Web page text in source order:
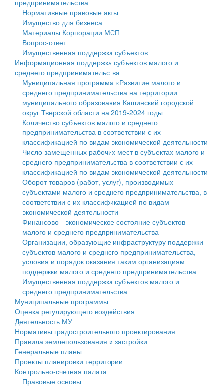
Государственные услуги
Промышленность и АПК
Экономика и бизнес
...
Символика
Устав
Гостям округа
Туризм
Культура
Образование
Здравоохранение
Социальная защита
Фотоальбом
муниципального округа Тверской области
Администрация Кашинского муниципального округа
Тверской области
Управление сельскими территориями
Открытые данные
Работа с обращениями граждан
Муниципальный контроль
Муниципальные услуги
Проекты административных регламентов
Антимонопольный комплаенс
Противодействие коррупции
Финансовое управление
Бюджет для граждан
Имущество
Выявление правообладателей ранее учтенных
объектов недвижимости
Имущественная поддержка субъектов малого и
среднего предпринимательства
Информационная поддержка субъектов малого и
среднего предпринимательства
Муниципальные программы
Контрольно-счетная палата
Персональные данные
Оценка регулирующего воздействия
Деятельность МУ
Нормативы градостроительного проектирования
Правила землепользования и застройки
Генеральные планы
Проекты планировки территории
Собрание депутатов
предпринимательства
Нормативные правовые акты
Имущество для бизнеса
Материалы Корпорации МСП
Вопрос-ответ
Имущественная поддержка субъектов
Информационная поддержка субъектов малого и
среднего предпринимательства
Муниципальная программа «Развитие малого и
среднего предпринимательства на территории
муниципального образования Кашинский городской
округ Тверской области на 2019-2024 годы
Количество субъектов малого и среднего
предпринимательства в соответствии с их
классификацией по видам экономической деятельности
Число замещенных рабочих мест в субъектах малого и
среднего предпринимательства в соответствии с их
классификацией по видам экономической деятельности
Оборот товаров (работ, услуг), производимых
субъектами малого и среднего предпринимательства, в
соответствии с их классификацией по видам
экономической деятельности
Финансово - экономическое состояние субъектов
малого и среднего предпринимательства
Организации, образующие инфраструктуру поддержки
субъектов малого и среднего предпринимательства,
условия и порядок оказания таким организациям
поддержки малого и среднего предпринимательства
Имущественная поддержка субъектов малого и
среднего предпринимательства
Муниципальные программы
Оценка регулирующего воздействия
Деятельность МУ
Нормативы градостроительного проектирования
Правила землепользования и застройки
Генеральные планы
Проекты планировки территории
Контрольно-счетная палата
Правовые основы